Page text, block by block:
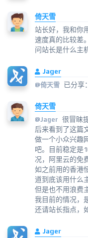
倚天雪
站长好，我和你
速度真的比较差
问站长是什么主
Jager
@倚天雪 已分享
倚天雪
@Jager 很冒昧
后来看到了这篇
做一个小众兴趣
吧。目前稳定是
况，阿里云的免
如之前用的香港
道到底该用什么
但是也不用浪费
我目前的情况，
还请站长指点，
Jager